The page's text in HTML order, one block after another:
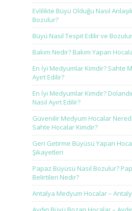
Evlilikte Büyü Olduğu Nasıl
Bozulur?
Büyü Nasıl Tespit Edilir ve
Bakım Nedir? Bakım Yapan
En İyi Medyumlar Kimdir? Sahte
Ayırt Edilir?
En İyi Medyumlar Kimdir?
Nasıl Ayırt Edilir?
Güvenilir Medyum Hocalar
Sahte Hocalar Kimdir?
Geri Getirme Büyüsü Yapan
Şikayetleri
Papaz Büyüsü Nasıl Bozulur?
Belirtileri Nedir?
Antalya Medyum Hocalar –